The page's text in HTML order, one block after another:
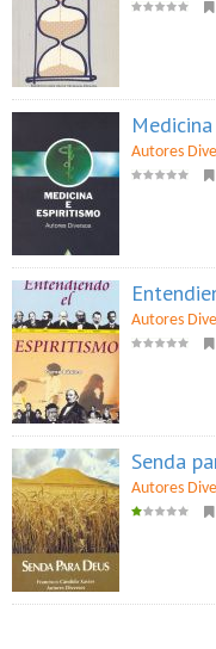
Autores
Autores
Senda
Autores